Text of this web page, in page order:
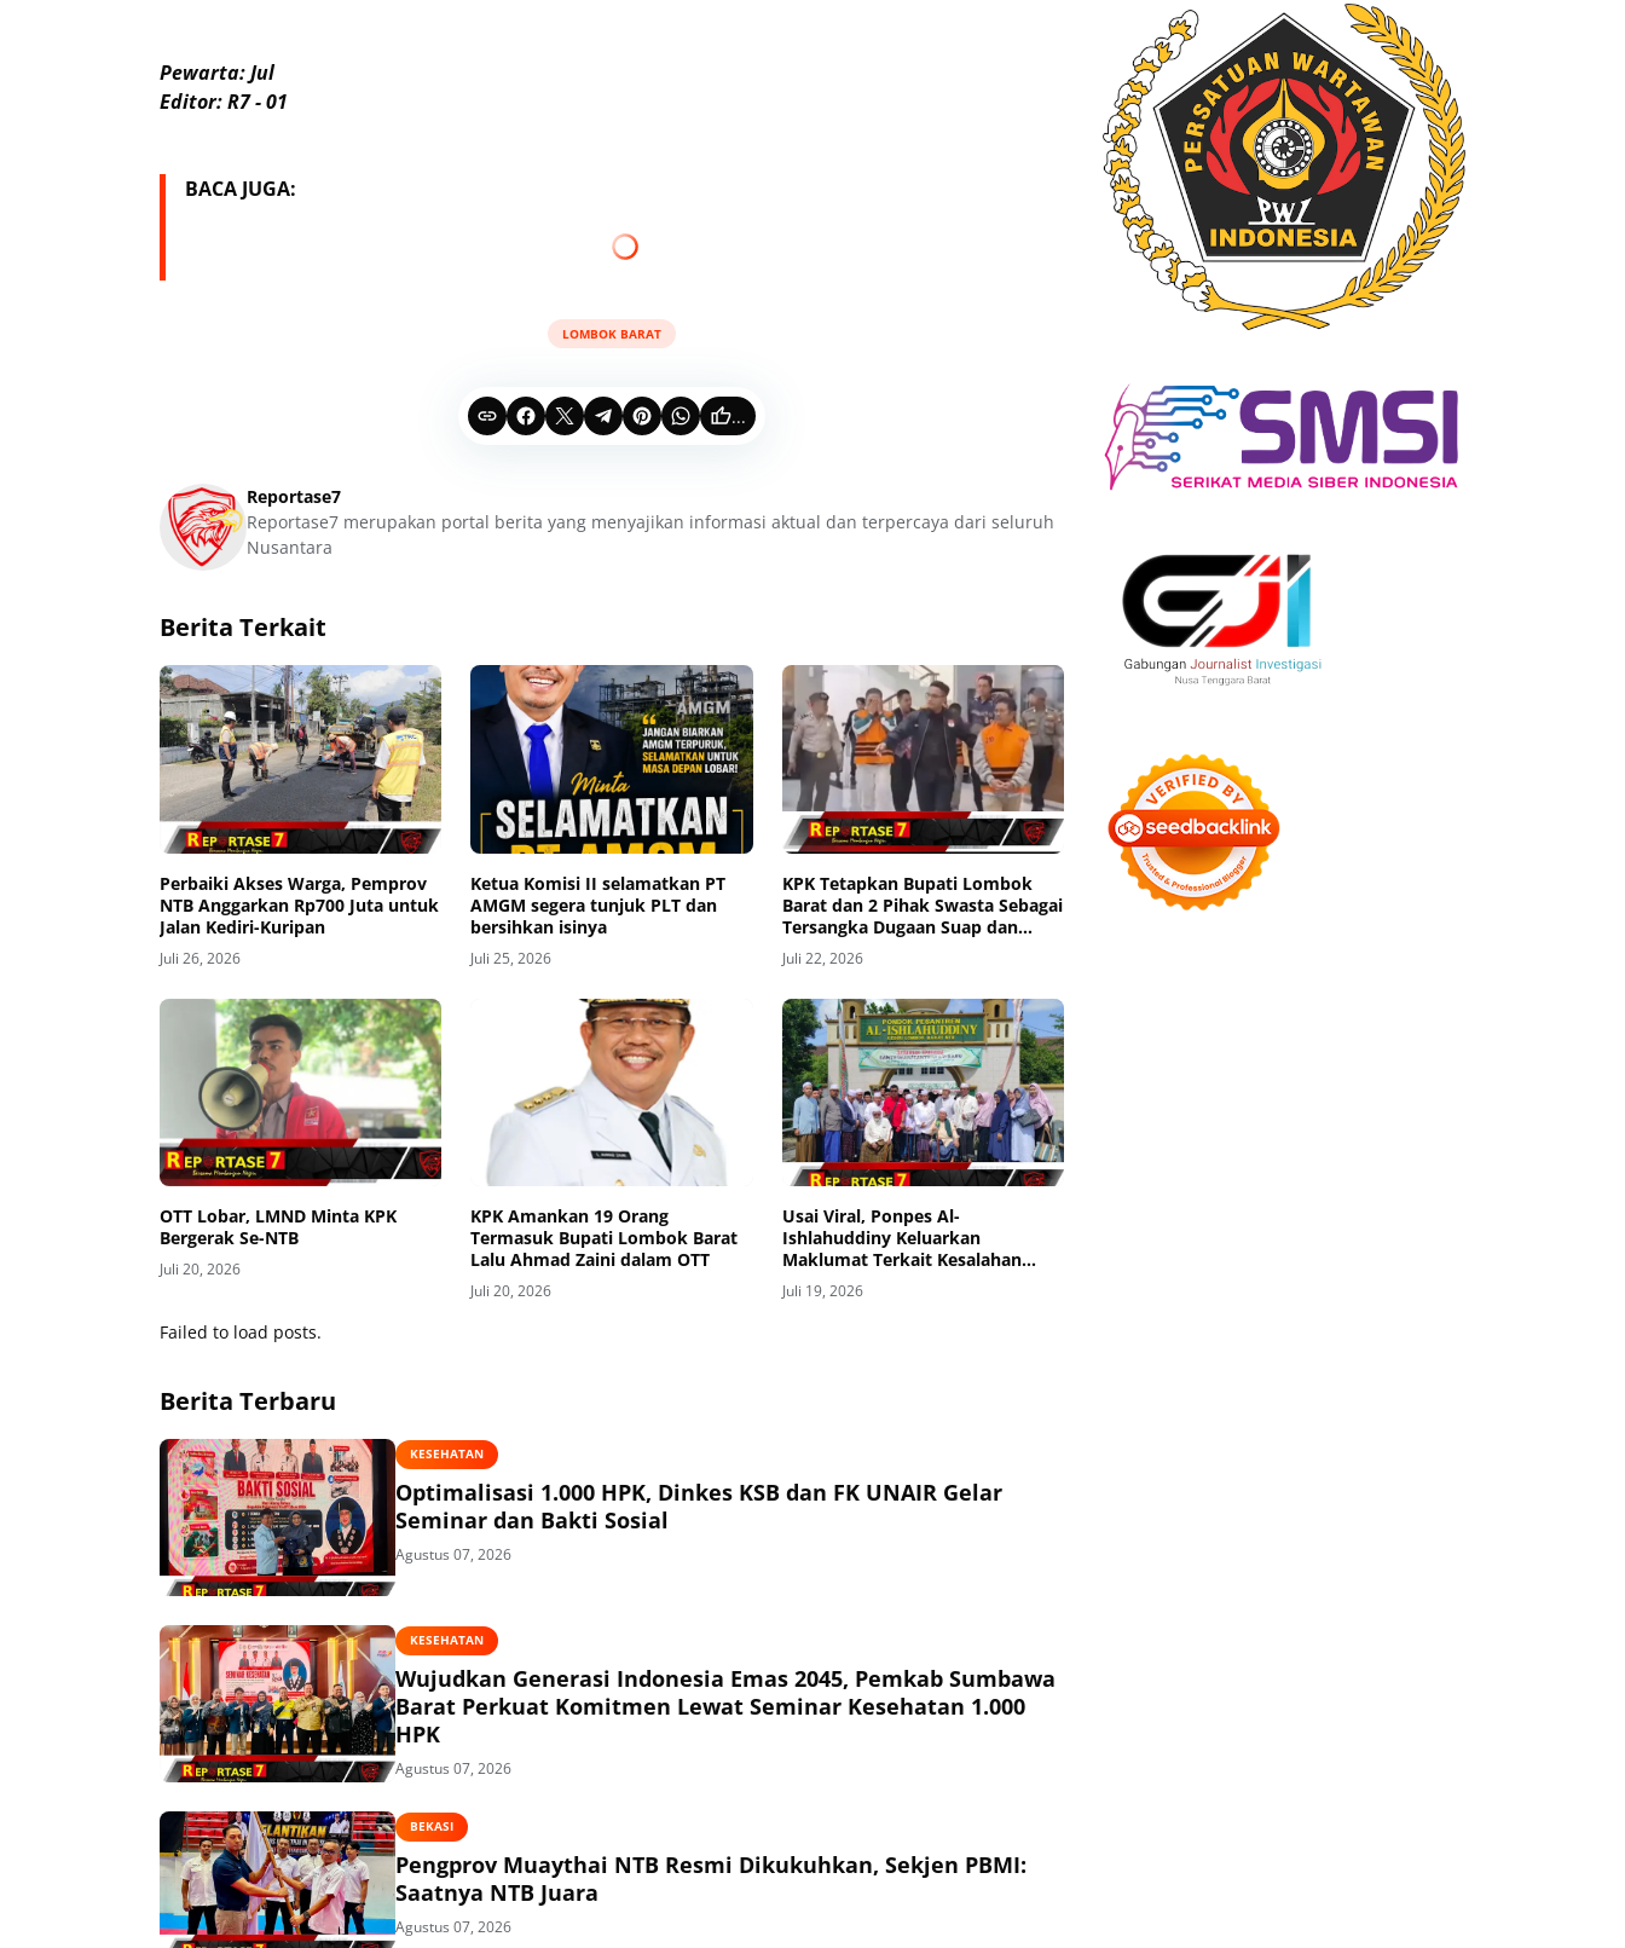
Pewarta: Jul
Editor: R7 - 01
BACA JUGA:
LOMBOK BARAT
...
Reportase7
Reportase7 merupakan portal berita yang menyajikan informasi aktual dan terpercaya dari seluruh
Nusantara
Berita Terkait
Perbaiki Akses Warga, Pemprov
NTB Anggarkan Rp700 Juta untuk
Jalan Kediri-Kuripan
Juli 26, 2026
Ketua Komisi II selamatkan PT
AMGM segera tunjuk PLT dan
bersihkan isinya
Juli 25, 2026
KPK Tetapkan Bupati Lombok
Barat dan 2 Pihak Swasta Sebagai
Tersangka Dugaan Suap dan
Gratifikasi Proyek
Juli 22, 2026
OTT Lobar, LMND Minta KPK
Bergerak Se-NTB
Juli 20, 2026
KPK Amankan 19 Orang
Termasuk Bupati Lombok Barat
Lalu Ahmad Zaini dalam OTT
Juli 20, 2026
Usai Viral, Ponpes Al-
Ishlahuddiny Keluarkan
Maklumat Terkait Kesalahan
Visual Berita
Juli 19, 2026
Failed to load posts.
Berita Terbaru
KESEHATAN
Optimalisasi 1.000 HPK, Dinkes KSB dan FK UNAIR Gelar
Seminar dan Bakti Sosial
Agustus 07, 2026
KESEHATAN
Wujudkan Generasi Indonesia Emas 2045, Pemkab Sumbawa
Barat Perkuat Komitmen Lewat Seminar Kesehatan 1.000
HPK
Agustus 07, 2026
BEKASI
Pengprov Muaythai NTB Resmi Dikukuhkan, Sekjen PBMI:
Saatnya NTB Juara
Agustus 07, 2026